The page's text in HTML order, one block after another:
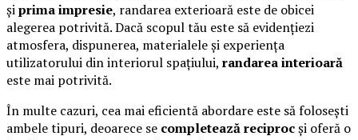
șiprima impresie, randarea exterioară este de obicei
alegerea potrivită. Dacă scopul tău este să evidențiezi
atmosfera, dispunerea, materialele și experiența
utilizatorului din interiorul spațiului, randarea interioară
este mai potrivită.
În multe cazuri, cea mai eficientă abordare este să folosești
ambele tipuri, deoarece se completează reciprocși oferă o